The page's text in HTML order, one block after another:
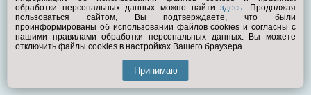
обработки персональных данных можно найтиздесь. Продолжая
пользоваться сайтом, Вы подтверждаете, что были
проинформированы об использовании файлов cookies и согласны с
нашими правилами обработки персональных данных. Вы можете
отключить файлы cookies в настройках Вашего браузера.
Принимаю